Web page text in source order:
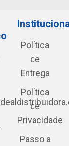
Política
de
Entrega
Política
de
Privacidade
Passo a